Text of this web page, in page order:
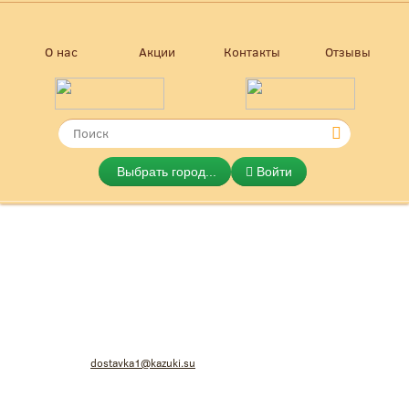
О нас Акции Контакты Отзывы
Выбрать город... Войти
кухня
dostavka1@kazuki.su